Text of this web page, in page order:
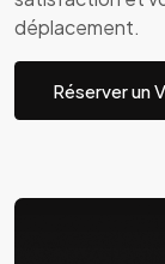
déplacement.
Réserver un